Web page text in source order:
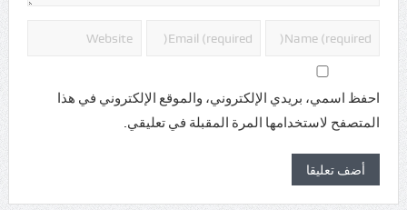
احفظ اسمي، بريدي الإلكتروني، والموقع الإلكتروني في هذا
المتصفح لاستخدامها المرة المقبلة في تعليقي.